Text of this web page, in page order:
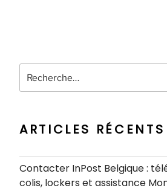
pour
ARTICLES RÉCENTS
Contacter InPost Belgique :
colis, lockers et assistance